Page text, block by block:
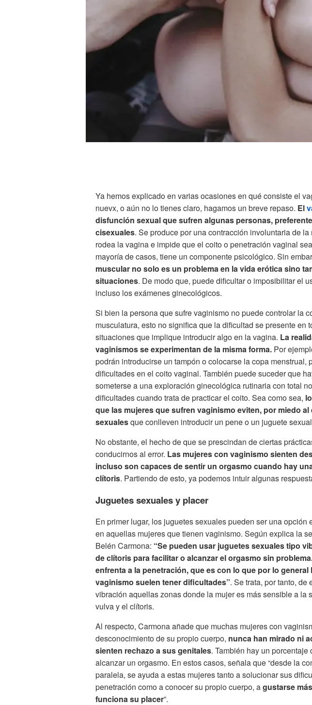
Ya hemos explicado en varias ocasiones en qué consiste el
nuevx, o aún no lo tienes claro, hagamos un breve repaso. El
disfunción sexual que sufren algunas personas,
cisexuales. Se produce por una contracción involuntaria de
rodea la vagina e impide que el coito o penetración vaginal
mayoría de casos, tiene un componente psicológico. Sin
muscular no solo es un problema en la vida erótica sino
situaciones. De modo que, puede dificultar o imposibilitar el
incluso los exámenes ginecológicos.
Si bien la persona que sufre vaginismo no puede controlar la
musculatura, esto no significa que la dificultad se presente en
situaciones que implique introducir algo en la vagina. La
vaginismos se experimentan de la misma forma. Por
podrán introducirse un tampón o colocarse la copa menstrual,
dificultades en el coito vaginal. También puede suceder que
someterse a una exploración ginecológica rutinaria con total
dificultades cuando trata de practicar el coito. Sea como sea,
que las mujeres que sufren vaginismo eviten, por miedo
sexualesque conlleven introducir un pene o un juguete
No obstante, el hecho de que se prescindan de ciertas
conducirnos al error. Las mujeres con vaginismo sienten
incluso son capaces de sentir un orgasmo cuando hay
clítoris. Partiendo de esto, ya podemos intuir algunas
Juguetes sexuales y placer
En primer lugar, los juguetes sexuales pueden ser una opción
en aquellas mujeres que tienen vaginismo. Según explica la
Belén Carmona: “Se pueden usar juguetes sexuales tipo
de clítoris para facilitar o alcanzar el orgasmo sin
enfrenta a la penetración, que es con lo que por lo general
vaginismo suelen tener dificultades”. Se trata, por tanto, de
vibración aquellas zonas donde la mujer es más sensible a la
vulva y el clítoris.
Al respecto, Carmona añade que muchas mujeres con
desconocimiento de su propio cuerpo, nunca han mirado ni
sienten rechazo a sus genitales. También hay un
alcanzar un orgasmo. En estos casos, señala que “desde la
paralela, se ayuda a estas mujeres tanto a solucionar sus
penetración como a conocer su propio cuerpo, agustarse
funciona su placer”.